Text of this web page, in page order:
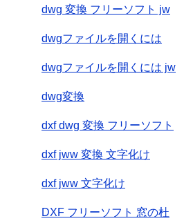
dwg 変換 フリーソフト jw
dwgファイルを開くには
dwgファイルを開くには jw
dwg変換
dxf dwg 変換 フリーソフト
dxf jww 変換 文字化け
dxf jww 文字化け
DXF フリーソフト 窓の杜